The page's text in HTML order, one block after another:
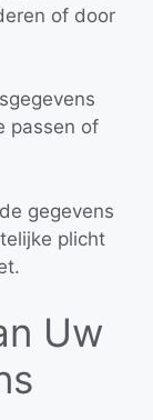
of door
passen of
gegevens
plicht
Uw